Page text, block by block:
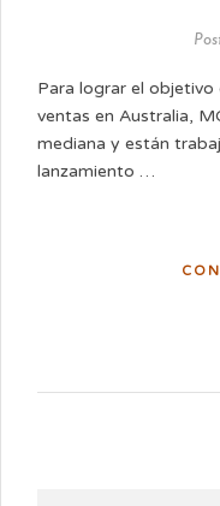
Para lograr el
ventas en Australia,
mediana y están
lanzamiento …